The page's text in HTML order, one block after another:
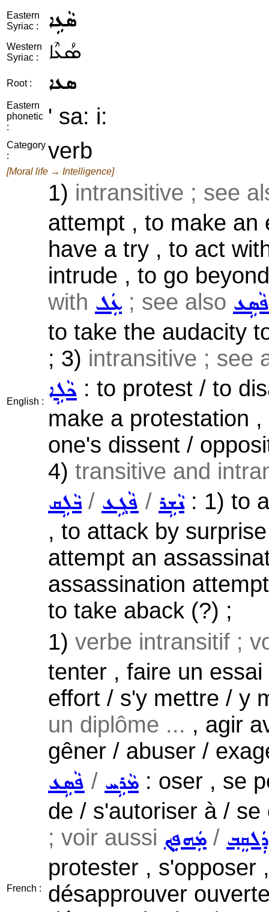
Eastern
Syriac :
ܣܵܥܹܐ
Western
Syriac :
ܣܳܥܶܐ
Root : ܣܥܐ
Eastern
phonetic
:
' sa: i:
Category
:
verb
[Moral life → Intelligence]
English :
1) intransitive ; see
attempt , to make an
have a try , to act
intrude , to go
with ܥܲܠ ; see also ܦܵܣܹܥ
to take the audacity
; 3) intransitive ; see
ܟܵܠܹܐ : to protest / to
make a protestation
one's dissent /
4) transitive and
ܒܵܠܹܩ/ ܦܵܓܹܥ / ܢܵܫܹܪ: 1) to
, to attack by
attempt an
assassination
to take aback (?) ;
French :
1) verbe intransitif ;
tenter , faire un
effort / s'y mettre / y
un diplôme ... , agir
gêner / abuser /
ܦܵܣܹܥ / ܡܵܪܹܚ : oser , se
de / s'autoriser à /
; voir aussi ܡܲܗܦܸܟ݂ / ܕܲܠܩܸܒ݂
protester , s'opposer
désapprouver